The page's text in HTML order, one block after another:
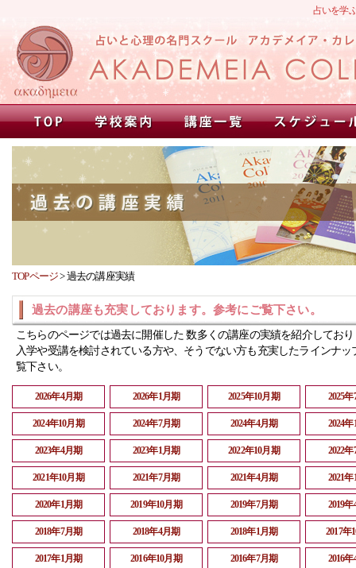
占いを学
TOPページ>過去の講座実績
過去の講座も充実しております。参考にご覧下さい。
こちらのページでは過去に開催した 数多くの講座の実績を紹介してお
入学や受講を検討されている方や、そうでない方も充実したラインナッ
覧下さい。
2026年4月期 2026年1月期 2025年10月期 2025
2024年10月期 2024年7月期 2024年4月期 2024
2023年4月期 2023年1月期 2022年10月期 2022
2021年10月期 2021年7月期 2021年4月期 2021
2020年1月期 2019年10月期 2019年7月期 2019
2018年7月期 2018年4月期 2018年1月期 2017年
2017年1月期 2016年10月期 2016年7月期 2016